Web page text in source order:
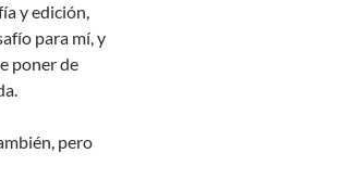
y edición,
para mí, y
poner de
pero